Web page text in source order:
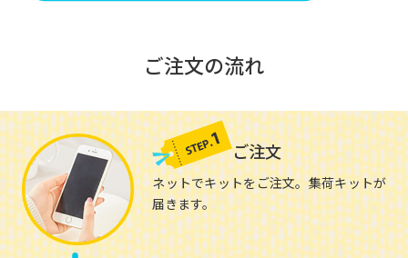
ご注文の流れ
ご注文
ネットでキットをご注文。集荷キットが
届きます。